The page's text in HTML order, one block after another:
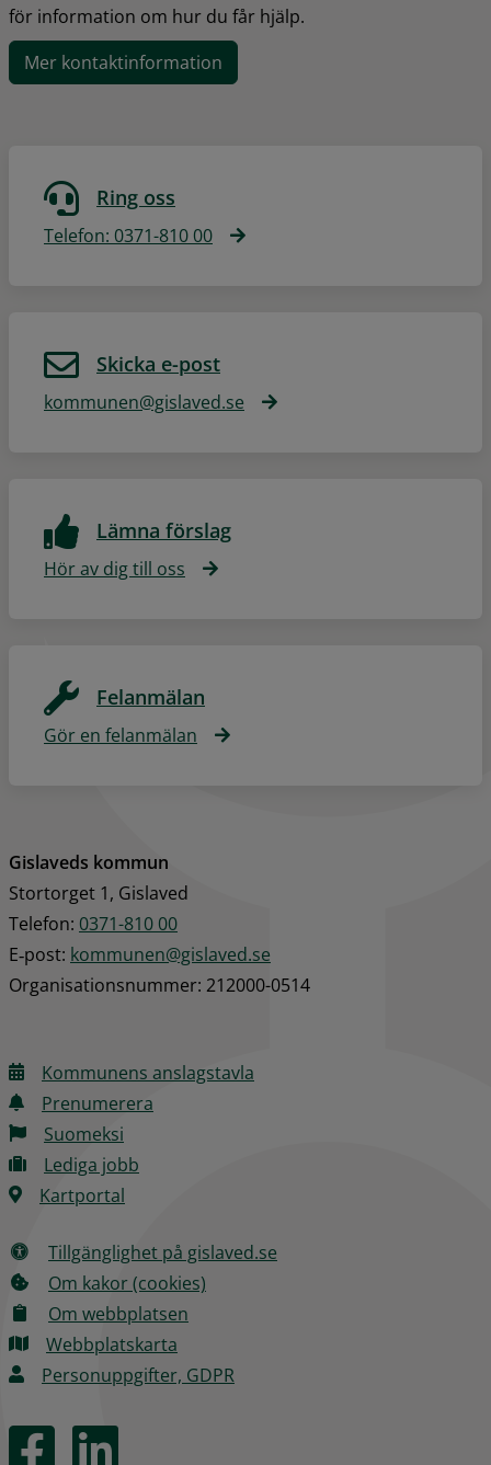
för information om hur du får hjälp.
Mer kontaktinformation
Ring oss
Telefon: 0371-810 00
Skicka e-post
kommunen@gislaved.se
Lämna förslag
Hör av dig till oss
Felanmälan
Gör en felanmälan
Gislaveds kommun
Stortorget 1, Gislaved
Telefon: 0371-810 00
E‑post: kommunen@gislaved.se
Organisationsnummer: 212000-0514
Kommunens anslagstavla
Prenumerera
Suomeksi
Lediga jobb
Kartportal
Tillgänglighet på gislaved.se
Om kakor (cookies)
Om webbplatsen
Webbplatskarta
Personuppgifter, GDPR